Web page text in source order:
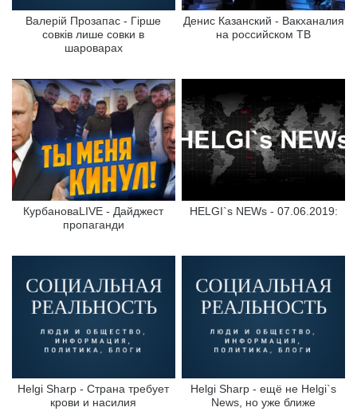
Валерій Прозапас - Гірше
совків лише совки в
шароварах
Денис Казанский - Вакханалия
на российском ТВ
КурбановаLIVE - Дайджест
пропаганди
HELGI`s NEWs - 07.06.2019:
Helgi Sharp - Страна требует
крови и насилия
Helgi Sharp - ещё не Helgi`s
News, но уже ближе